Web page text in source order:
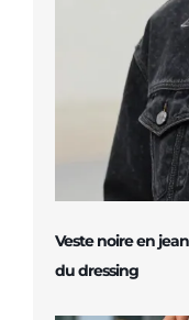
Veste noire en
du dressing